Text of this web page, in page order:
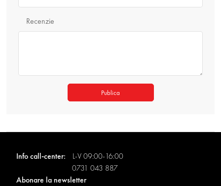
Recenzie
Publica
Info call-center:
L-V 09:00-16:00
0731 043 887
Abonare la newsletter